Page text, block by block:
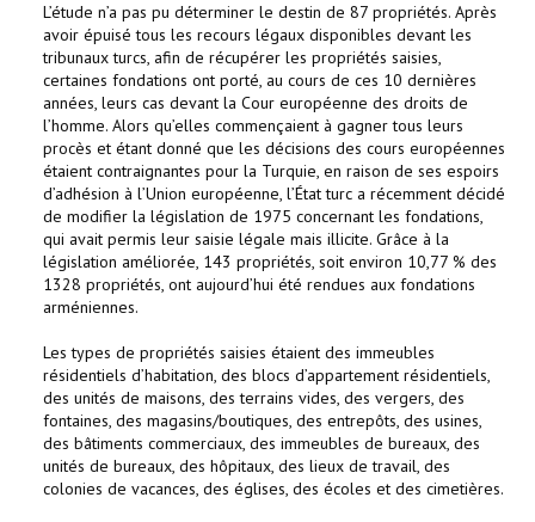
L’étude n’a pas pu déterminer le destin de 87 propriétés. Après
avoir épuisé tous les recours légaux disponibles devant les
tribunaux turcs, afin de récupérer les propriétés saisies,
certaines fondations ont porté, au cours de ces 10 dernières
années, leurs cas devant la Cour européenne des droits de
l’homme. Alors qu’elles commençaient à gagner tous leurs
procès et étant donné que les décisions des cours européennes
étaient contraignantes pour la Turquie, en raison de ses espoirs
d’adhésion à l’Union européenne, l’État turc a récemment décidé
de modifier la législation de 1975 concernant les fondations,
qui avait permis leur saisie légale mais illicite. Grâce à la
législation améliorée, 143 propriétés, soit environ 10,77 % des
1328 propriétés, ont aujourd’hui été rendues aux fondations
arméniennes.
Les types de propriétés saisies étaient des immeubles
résidentiels d’habitation, des blocs d’appartement résidentiels,
des unités de maisons, des terrains vides, des vergers, des
fontaines, des magasins/boutiques, des entrepôts, des usines,
des bâtiments commerciaux, des immeubles de bureaux, des
unités de bureaux, des hôpitaux, des lieux de travail, des
colonies de vacances, des églises, des écoles et des cimetières.